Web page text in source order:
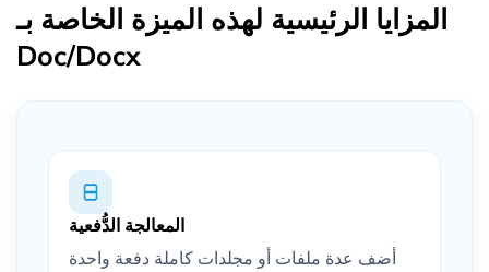
المزايا الرئيسية لهذه الميزة الخاصة بـ
Doc/Docx
المعالجة الدُّفعية
أضف عدة ملفات أو مجلدات كاملة دفعة واحدة